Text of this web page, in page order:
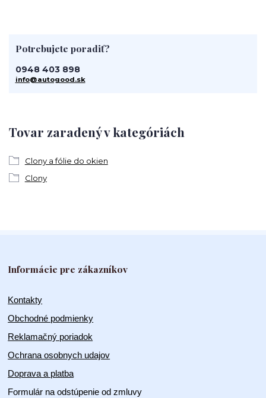
Tovar zaradený v kategóriách
Clony a fólie do okien
Clony
Potrebujete poradiť?
0948 403 898
info@autogood.sk
Informácie pre zákazníkov
Kontakty
Obchodné podmienky
Reklamačný poriadok
Ochrana osobnych udajov
Doprava a platba
Formulár na odstúpenie od zmluvy